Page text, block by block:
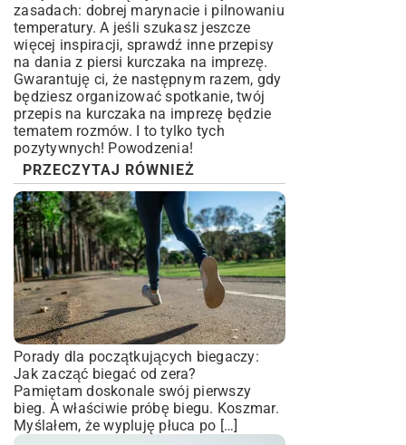
zasadach: dobrej marynacie i pilnowaniu
temperatury. A jeśli szukasz jeszcze
więcej inspiracji, sprawdź inne przepisy
na dania z piersi kurczaka na imprezę.
Gwarantuję ci, że następnym razem, gdy
będziesz organizować spotkanie, twój
przepis na kurczaka na imprezę będzie
tematem rozmów. I to tylko tych
pozytywnych! Powodzenia!
PRZECZYTAJ RÓWNIEŻ
Porady dla początkujących biegaczy:
Jak zacząć biegać od zera?
Pamiętam doskonale swój pierwszy
bieg. A właściwie próbę biegu. Koszmar.
Myślałem, że wypluję płuca po […]